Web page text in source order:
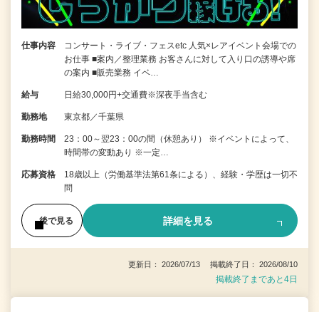
仕事内容
コンサート・ライブ・フェスetc 人気×レアイベント会場での
お仕事 ■案内／整理業務 お客さんに対して入り口の誘導や席
の案内 ■販売業務 イベ…
給与 日給30,000円+交通費※深夜手当含む
勤務地 東京都／千葉県
勤務時間
23：00～翌23：00の間（休憩あり） ※イベントによって、
時間帯の変動あり ※一定…
応募資格
18歳以上（労働基準法第61条による）、経験・学歴は一切不
問
後で見る 詳細を見る
更新日： 2026/07/13 掲載終了日： 2026/08/10
掲載終了まであと4日